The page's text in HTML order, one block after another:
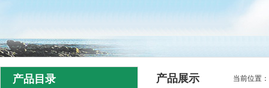
产品目录 产品展示 当前位置：